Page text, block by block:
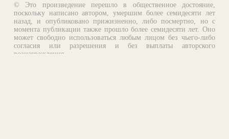
© Это произведение перешло в общественное достояние,
поскольку написано автором, умершим более семидесяти лет
назад, и опубликовано прижизненно, либо посмертно, но с
момента публикации также прошло более семидесяти лет. Оно
может свободно использоваться любым лицом без чьего-либо
согласия или разрешения и без выплаты авторского
вознаграждения.